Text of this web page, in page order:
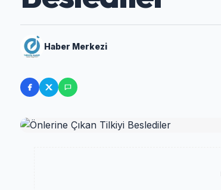
Haber Merkezi